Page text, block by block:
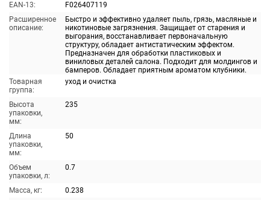
EAN-13:
F026407119
Расширенное
описание:
Быстро и эффективно удаляет пыль, грязь, масляные и
никотиновые загрязнения. Защищает от старения и
выгорания, восстанавливает первоначальную
структуру, обладает антистатическим эффектом.
Предназначен для обработки пластиковых и
виниловых деталей салона. Подходит для молдингов и
бамперов. Обладает приятным ароматом клубники.
Товарная
группа:
уход и очистка
Высота
упаковки,
мм:
235
Длина
упаковки,
мм:
50
Объем
упаковки, л:
0.7
Масса, кг:
0.238